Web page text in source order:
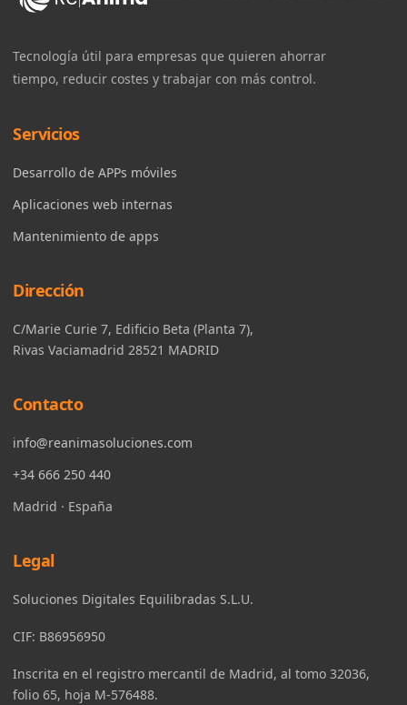
Tecnología útil para empresas que quieren ahorrar
tiempo, reducir costes y trabajar con más control.
Servicios
Desarrollo de APPs móviles
Aplicaciones web internas
Mantenimiento de apps
Dirección
C/Marie Curie 7, Edificio Beta (Planta 7),
Rivas Vaciamadrid 28521 MADRID
Contacto
info@reanimasoluciones.com
+34 666 250 440
Madrid · España
Legal
Soluciones Digitales Equilibradas S.L.U.
CIF: B86956950
Inscrita en el registro mercantil de Madrid, al tomo 32036,
folio 65, hoja M-576488.